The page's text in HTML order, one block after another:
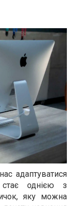
адаптуватися
однією з
яку можна